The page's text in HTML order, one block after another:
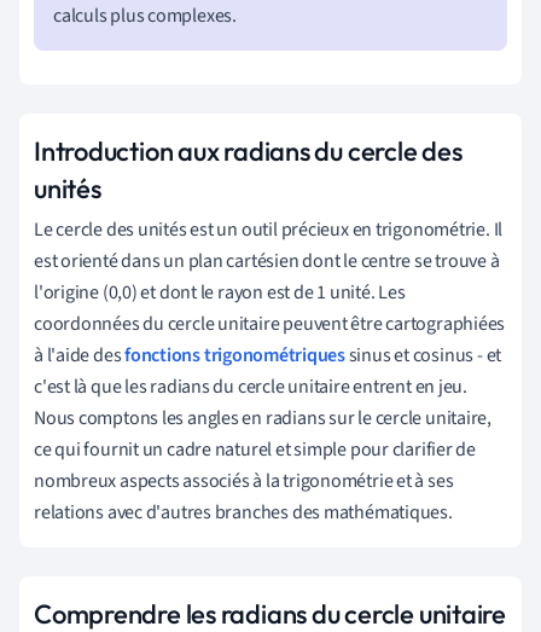
calculs plus complexes.
Introduction aux radians du cercle des
unités
Le cercle des unités est un outil précieux en trigonométrie. Il
est orienté dans un plan cartésien dont le centre se trouve à
l'origine (0,0) et dont le rayon est de 1 unité. Les
coordonnées du cercle unitaire peuvent être cartographiées
à l'aide desfonctions trigonométriquessinus et cosinus - et
c'est là que les radians du cercle unitaire entrent en jeu.
Nous comptons les angles en radians sur le cercle unitaire,
ce qui fournit un cadre naturel et simple pour clarifier de
nombreux aspects associés à la trigonométrie et à ses
relations avec d'autres branches des mathématiques.
Comprendre les radians du cercle unitaire